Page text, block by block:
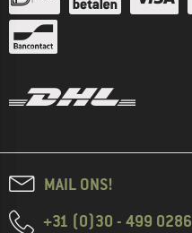
MAIL ONS!
+31 (0)30 - 499 0286